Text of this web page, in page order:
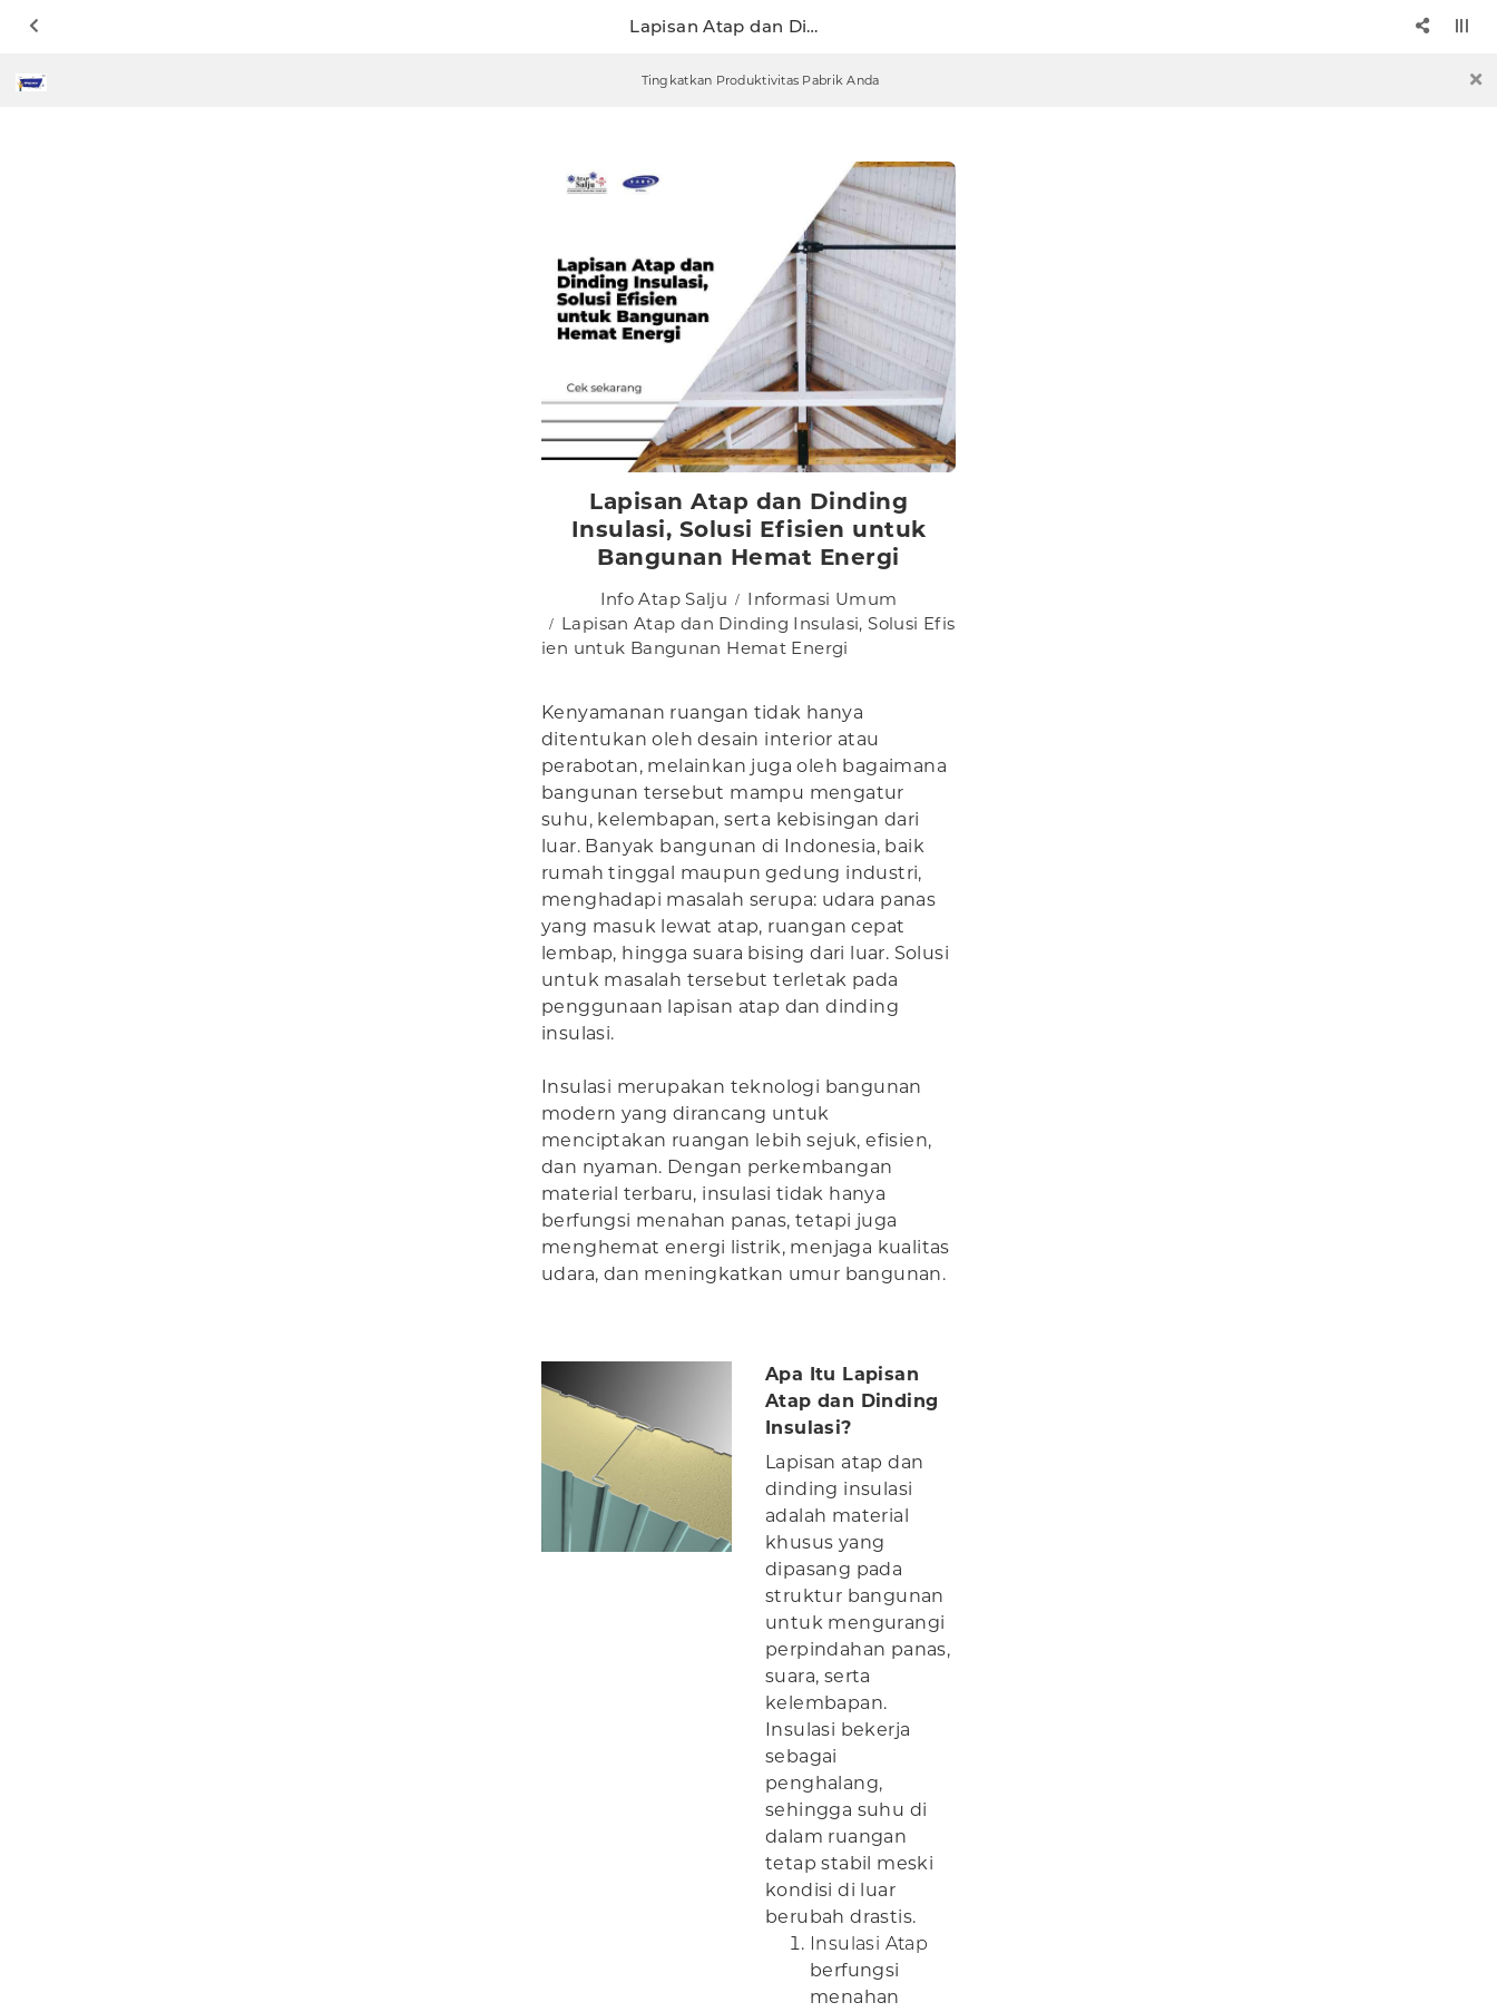
Lapisan Atap dan Dinding Insulasi, Solusi Efisien untuk Bangunan Hemat Energi
Tingkatkan Produktivitas Pabrik Anda
Lapisan Atap dan Dinding
Insulasi, Solusi Efisien untuk
Bangunan Hemat Energi
Info Atap Salju
Informasi Umum
Lapisan Atap dan Dinding Insulasi, Solusi Efis
ien untuk Bangunan Hemat Energi
Kenyamanan ruangan tidak hanya
ditentukan oleh desain interior atau
perabotan, melainkan juga oleh bagaimana
bangunan tersebut mampu mengatur
suhu, kelembapan, serta kebisingan dari
luar. Banyak bangunan di Indonesia, baik
rumah tinggal maupun gedung industri,
menghadapi masalah serupa: udara panas
yang masuk lewat atap, ruangan cepat
lembap, hingga suara bising dari luar. Solusi
untuk masalah tersebut terletak pada
penggunaan lapisan atap dan dinding
insulasi.
Insulasi merupakan teknologi bangunan
modern yang dirancang untuk
menciptakan ruangan lebih sejuk, efisien,
dan nyaman. Dengan perkembangan
material terbaru, insulasi tidak hanya
berfungsi menahan panas, tetapi juga
menghemat energi listrik, menjaga kualitas
udara, dan meningkatkan umur bangunan.
Apa Itu Lapisan
Atap dan Dinding
Insulasi?
Lapisan atap dan
dinding insulasi
adalah material
khusus yang
dipasang pada
struktur bangunan
untuk mengurangi
perpindahan panas,
suara, serta
kelembapan.
Insulasi bekerja
sebagai
penghalang,
sehingga suhu di
dalam ruangan
tetap stabil meski
kondisi di luar
berubah drastis.
Insulasi Atap
berfungsi
menahan